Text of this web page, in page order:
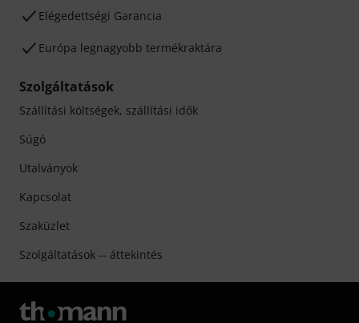
Elégedettségi Garancia
Európa legnagyobb termékraktára
Szolgáltatások
Szállítási költségek, szállítási idők
Súgó
Utalványok
Kapcsolat
Szaküzlet
Szolgáltatások -- áttekintés